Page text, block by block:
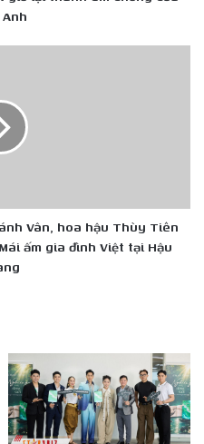
Vân, hoa hậu Thùy Tiên
ấm gia đình Việt tại Hậu